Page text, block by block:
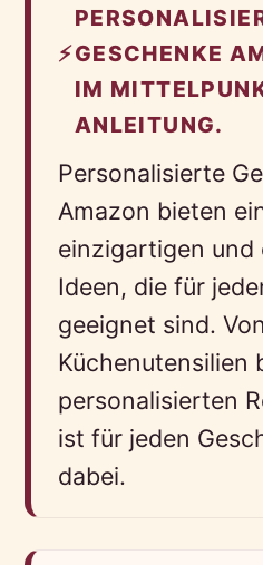
⚡GESCHENKE
IM
ANLEITUNG.
Personalisierte
Amazon bieten
einzigartigen und
Ideen, die für
geeignet sind.
Küchenutensilien
personalisierten
ist für jeden
dabei.